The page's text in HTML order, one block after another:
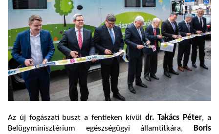
Az új fogászati buszt a fentieken kívül dr. Takács Péter, a
Belügyminisztérium egészségügyi államtitkára,
Boris